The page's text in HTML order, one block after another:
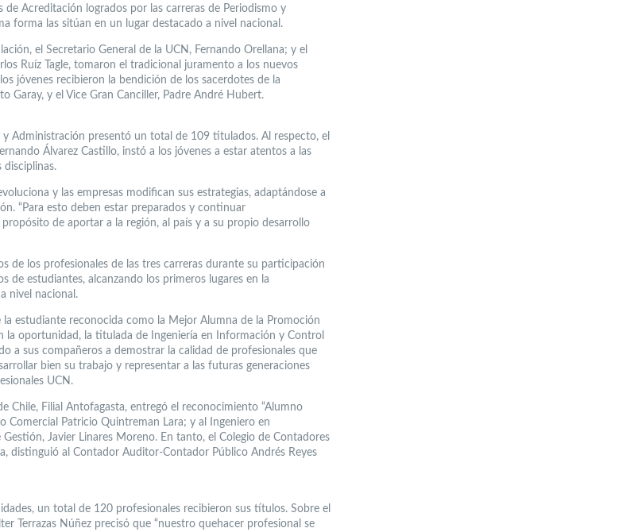
de Acreditación logrados por las carreras de Periodismo y
forma las sitúan en un lugar destacado a nivel nacional.
el Secretario General de la UCN, Fernando Orellana; y el
Ruíz Tagle, tomaron el tradicional juramento a los nuevos
jóvenes recibieron la bendición de los sacerdotes de la
Garay, y el Vice Gran Canciller, Padre André Hubert.
y Administración presentó un total de 109 titulados. Al respecto, el
Álvarez Castillo, instó a los jóvenes a estar atentos a las
disciplinas.
y las empresas modifican sus estrategias, adaptándose a
“Para esto deben estar preparados y continuar
de aportar a la región, al país y a su propio desarrollo
de los profesionales de las tres carreras durante su participación
de estudiantes, alcanzando los primeros lugares en la
nivel nacional.
la estudiante reconocida como la Mejor Alumna de la Promoción
la oportunidad, la titulada de Ingeniería en Información y Control
a sus compañeros a demostrar la calidad de profesionales que
bien su trabajo y representar a las futuras generaciones
UCN.
Chile, Filial Antofagasta, entregó el reconocimiento “Alumno
Comercial Patricio Quintreman Lara; y al Ingeniero en
Javier Linares Moreno. En tanto, el Colegio de Contadores
distinguió al Contador Auditor-Contador Público Andrés Reyes
un total de 120 profesionales recibieron sus títulos. Sobre el
Terrazas Núñez precisó que “nuestro quehacer profesional se